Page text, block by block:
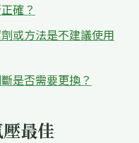
確？
或方法是不建議使用
是否需要更換？
最佳